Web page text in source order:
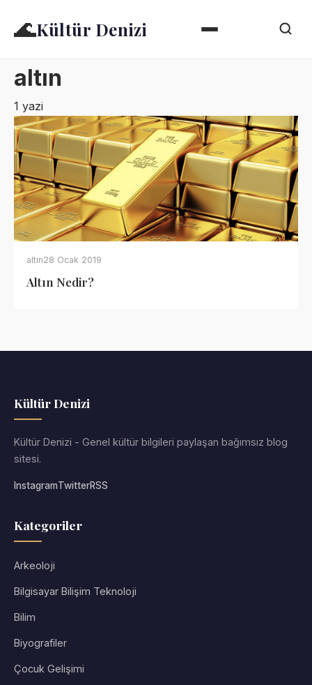
🌊Kültür Denizi
altın
1 yazi
altın28 Ocak 2019
Altın Nedir?
Kültür Denizi
Kültür Denizi - Genel kültür bilgileri paylaşan bağımsız blog
sitesi.
InstagramTwitterRSS
Kategoriler
Arkeoloji
Bilgisayar Bilişim Teknoloji
Bilim
Biyografiler
Çocuk Gelişimi